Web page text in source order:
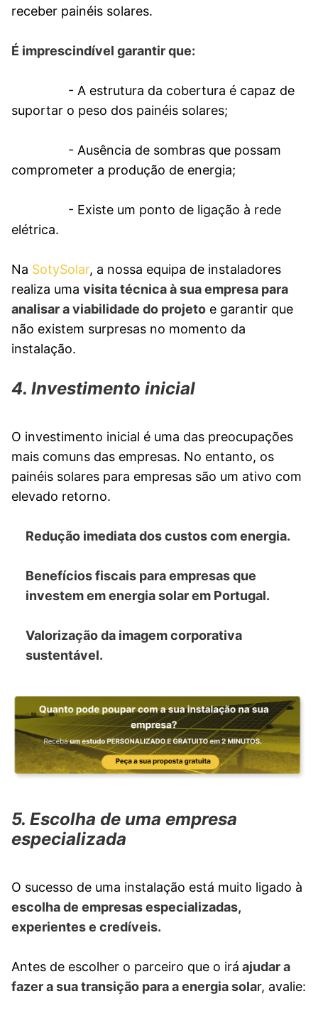
receber painéis solares.
É imprescindível garantir que:
- A estrutura da cobertura é capaz de
suportar o peso dos painéis solares;
- Ausência de sombras que possam
comprometer a produção de energia;
- Existe um ponto de ligação à rede
elétrica.
Na SotySolar, a nossa equipa de instaladores
realiza uma visita técnica à sua empresa para
analisar a viabilidade do projeto e garantir que
não existem surpresas no momento da
instalação.
4. Investimento inicial
O investimento inicial é uma das preocupações
mais comuns das empresas. No entanto, os
painéis solares para empresas são um ativo com
elevado retorno.
Redução imediata dos custos com energia.
Benefícios fiscais para empresas que
investem em energia solar em Portugal.
Valorização da imagem corporativa
sustentável.
5. Escolha de uma empresa
especializada
O sucesso de uma instalação está muito ligado à
escolha de empresas especializadas,
experientes e credíveis.
Antes de escolher o parceiro que o irá ajudar a
fazer a sua transição para a energia solar, avalie: